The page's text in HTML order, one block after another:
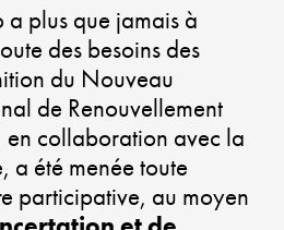
plus que jamais à
des besoins des
du Nouveau
de Renouvellement
collaboration avec la
a été menée toute
participative, au moyen